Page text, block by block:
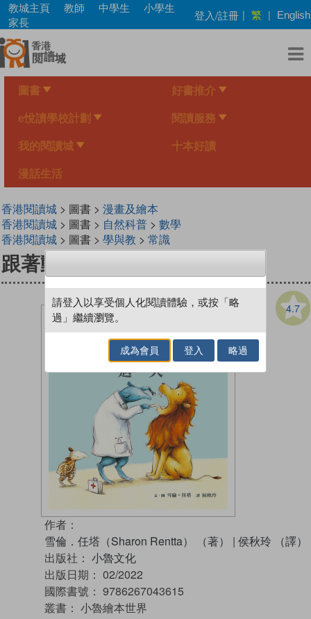
Skip
main
content
教城主頁 教師 中學生
小學生
家長
登入/註冊 | 繁 | English
圖書 好書推介
e悅讀學校計劃 閱讀服務
我的閱讀城 十本好讀
漫話生活
香港閱讀城> 圖書 > 漫畫及繪本
香港閱讀城> 圖書 > 自然科普> 數學
香港閱讀城> 圖書 > 學與教 > 常識
跟著動物醫生過一天
4.7
作者：
雪倫．任塔（Sharon Rentta） （著）
| 侯秋玲 （譯）
出版社： 小魯文化
出版日期： 02/2022
國際書號： 9786267043615
叢書： 小魯繪本世界
請登入以享受個人化閱讀體驗，或按「略
過」繼續瀏覽。
成為會員 登入 略過